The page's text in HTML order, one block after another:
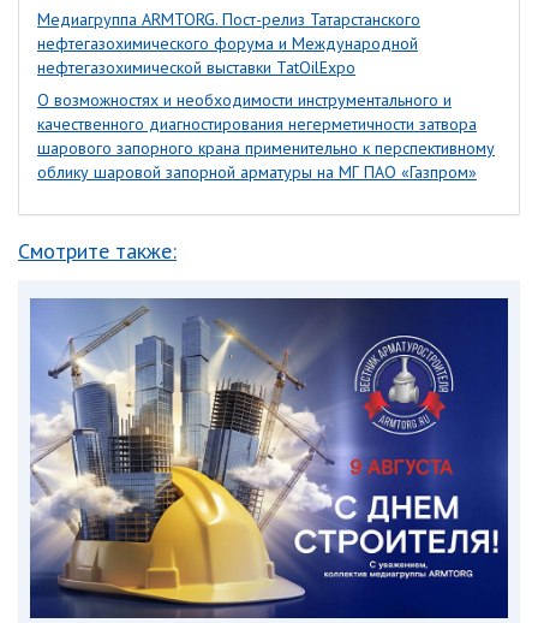
Медиагруппа ARMTORG. Пост-релиз Татарстанского
нефтегазохимического форума и Международной
нефтегазохимической выставки TatOilExpo
О возможностях и необходимости инструментального и
качественного диагностирования негерметичности затвора
шарового запорного крана применительно к перспективному
облику шаровой запорной арматуры на МГ ПАО «Газпром»
Смотрите также: